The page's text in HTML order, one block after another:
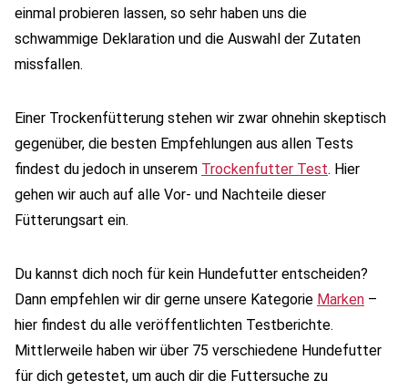
einmal probieren lassen, so sehr haben uns die
schwammige Deklaration und die Auswahl der Zutaten
missfallen.
Einer Trockenfütterung stehen wir zwar ohnehin skeptisch
gegenüber, die besten Empfehlungen aus allen Tests
findest du jedoch in unserem Trockenfutter Test. Hier
gehen wir auch auf alle Vor- und Nachteile dieser
Fütterungsart ein.
Du kannst dich noch für kein Hundefutter entscheiden?
Dann empfehlen wir dir gerne unsere Kategorie Marken –
hier findest du alle veröffentlichten Testberichte.
Mittlerweile haben wir über 75 verschiedene Hundefutter
für dich getestet, um auch dir die Futtersuche zu